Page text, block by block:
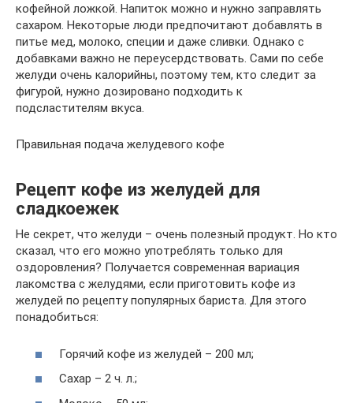
кофейной ложкой. Напиток можно и нужно заправлять
сахаром. Некоторые люди предпочитают добавлять в
питье мед, молоко, специи и даже сливки. Однако с
добавками важно не переусердствовать. Сами по себе
желуди очень калорийны, поэтому тем, кто следит за
фигурой, нужно дозировано подходить к
подсластителям вкуса.
Правильная подача желудевого кофе
Рецепт кофе из желудей для
сладкоежек
Не секрет, что желуди – очень полезный продукт. Но кто
сказал, что его можно употреблять только для
оздоровления? Получается современная вариация
лакомства с желудями, если приготовить кофе из
желудей по рецепту популярных бариста. Для этого
понадобиться:
Горячий кофе из желудей – 200 мл;
Сахар – 2 ч. л.;